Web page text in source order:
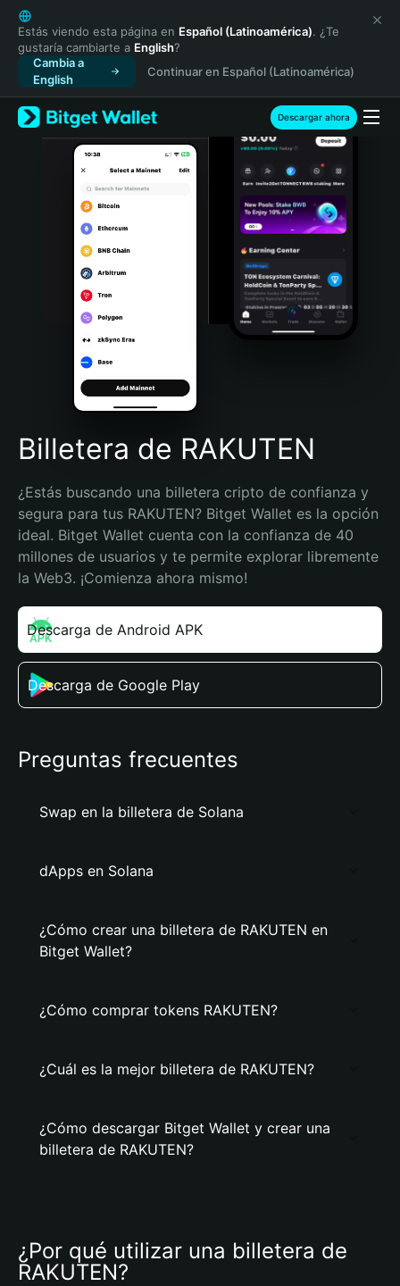
English
日本語
Tiếng Việt
Русский
Español (Latinoamérica)
Türkçe
Italiano
Português (Portugal)
Bahasa Indonesia
Português (Brasil)
Español (Argentina)
Estás viendo esta página en Español (Latinoamérica). ¿Te
gustaría cambiarte a English?
Cambia a
English
Continuar en Español (Latinoamérica)
Descargar ahora
Billetera de RAKUTEN
¿Estás buscando una billetera cripto de confianza y
segura para tus RAKUTEN? Bitget Wallet es la opción
ideal. Bitget Wallet cuenta con la confianza de 40
millones de usuarios y te permite explorar libremente
la Web3. ¡Comienza ahora mismo!
Descarga de Android APK
Descarga de Google Play
Preguntas frecuentes
Swap en la billetera de Solana
dApps en Solana
¿Cómo crear una billetera de RAKUTEN en
Bitget Wallet?
¿Cómo comprar tokens RAKUTEN?
¿Cuál es la mejor billetera de RAKUTEN?
¿Cómo descargar Bitget Wallet y crear una
billetera de RAKUTEN?
¿Por qué utilizar una billetera de
RAKUTEN?